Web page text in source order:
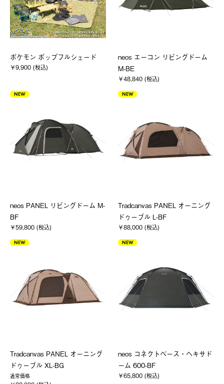
ポケモン ポップフルシェード
￥9,900 (税込)
neos エーコン リビングドーム
M-BE
￥48,840 (税込)
NEW
neos PANEL リビングドーム M-
BF
￥59,800 (税込)
NEW
Tradcanvas PANEL オーニング
ドゥーブル L-BF
￥88,000 (税込)
NEW
Tradcanvas PANEL オーニング
ドゥーブル XL-BG
通常価格
NEW
neos コネクトベース・ヘキサド
ーム 600-BF
￥65,800 (税込)